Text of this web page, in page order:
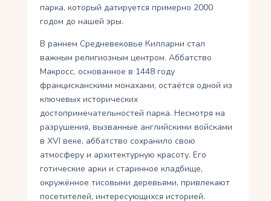
парка, который датируется примерно 2000
годом до нашей эры.
В раннем Средневековье Килларни стал
важным религиозным центром. Аббатство
Макросс, основанное в 1448 году
францисканскими монахами, остаётся одной из
ключевых исторических
достопримечательностей парка. Несмотря на
разрушения, вызванные английскими войсками
в XVI веке, аббатство сохранило свою
атмосферу и архитектурную красоту. Его
готические арки и старинное кладбище,
окружённое тисовыми деревьями, привлекают
посетителей, интересующихся историей.